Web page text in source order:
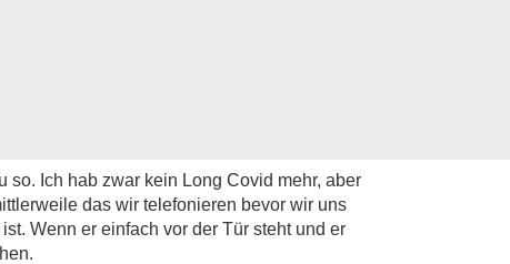
so. Ich hab zwar kein Long Covid mehr, aber
das wir telefonieren bevor wir uns
Wenn er einfach vor der Tür steht und er